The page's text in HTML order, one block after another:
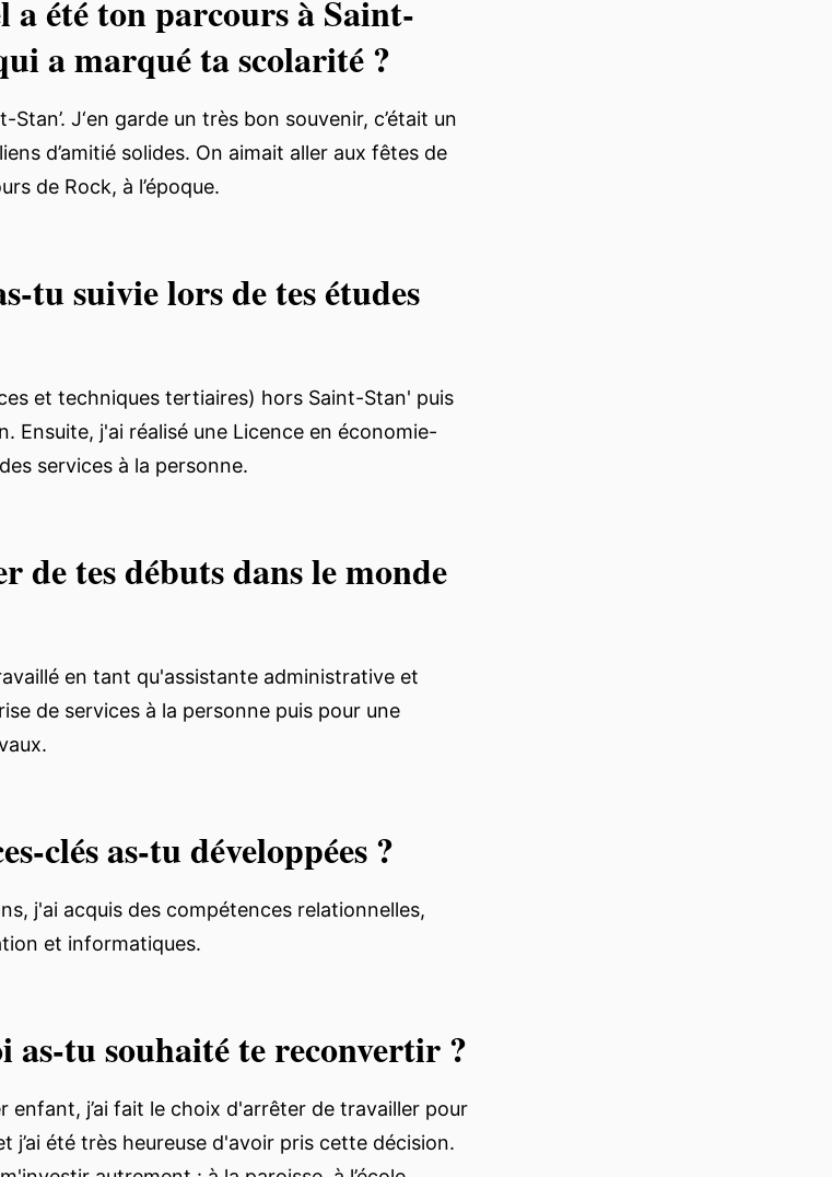
été ton parcours à Saint-
a marqué ta scolarité ?
Stan’. J‘en garde un très bon souvenir, c’était un
d’amitié solides. On aimait aller aux fêtes de
de Rock, à l’époque.
tu suivie lors de tes études
et techniques tertiaires) hors Saint-Stan' puis
Ensuite, j'ai réalisé une Licence en économie-
services à la personne.
de tes débuts dans le monde
en tant qu'assistante administrative et
de services à la personne puis pour une
clés as-tu développées ?
j'ai acquis des compétences relationnelles,
et informatiques.
as-tu souhaité te reconvertir ?
enfant, j’ai fait le choix d'arrêter de travailler pour
j’ai été très heureuse d'avoir pris cette décision.